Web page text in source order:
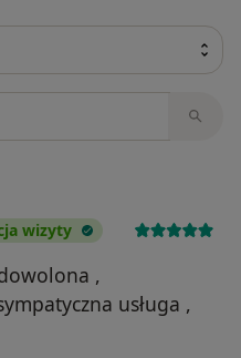
wizyty
,
usługa ,